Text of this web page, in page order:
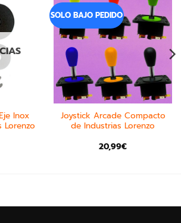
Inox
Lorenzo
SOLO BAJO PEDIDO
Joystick Arcade Compacto
de Industrias Lorenzo
20,99€